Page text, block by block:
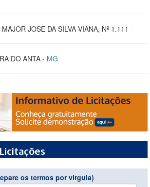
MAJOR JOSE DA SILVA VIANA, Nº 1.111 -
DO ANTA - MG
os termos por virgula)